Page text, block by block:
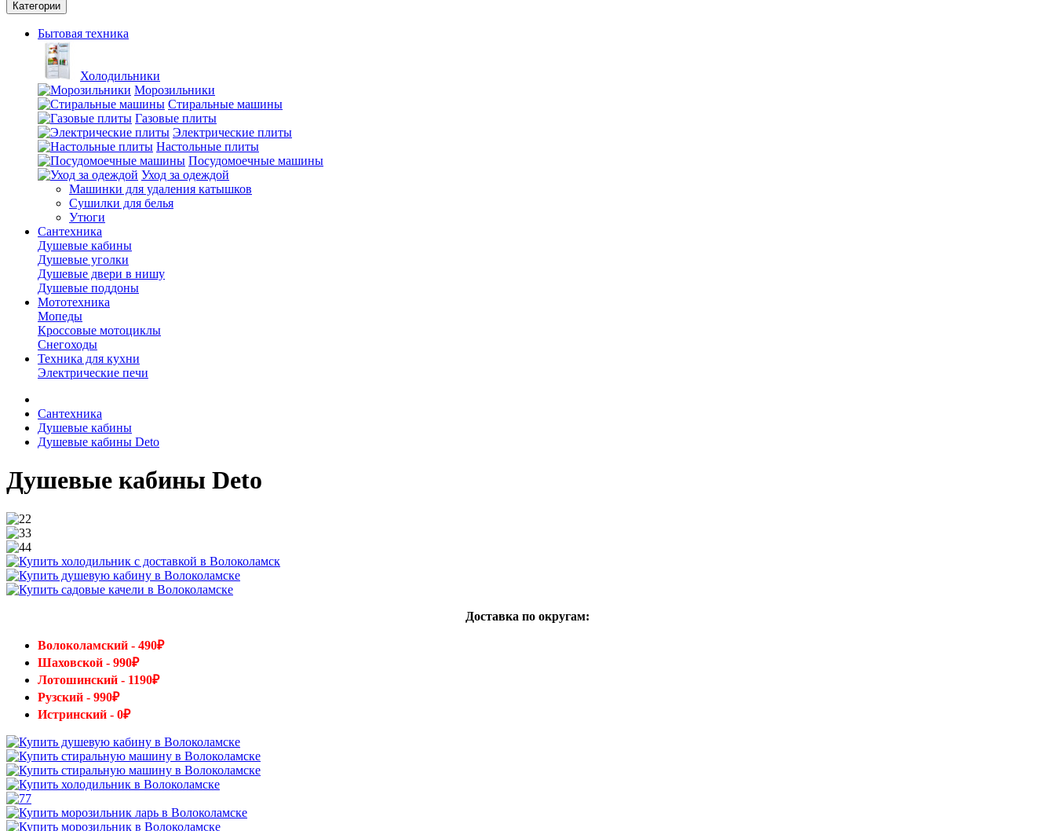
Категории
Бытовая техника
Холодильники
Морозильники
Стиральные машины
Газовые плиты
Электрические плиты
Настольные плиты
Посудомоечные машины
Уход за одеждой
Машинки для удаления катышков
Сушилки для белья
Утюги
Сантехника
Душевые кабины
Душевые уголки
Душевые двери в нишу
Душевые поддоны
Мототехника
Мопеды
Кроссовые мотоциклы
Снегоходы
Техника для кухни
Электрические печи
Сантехника
Душевые кабины
Душевые кабины Deto
Душевые кабины Deto
Доставка по округам:
Волоколамский - 490₽
Шаховской - 990₽
Лотошинский - 1190₽
Рузский - 990₽
Истринский - 0₽